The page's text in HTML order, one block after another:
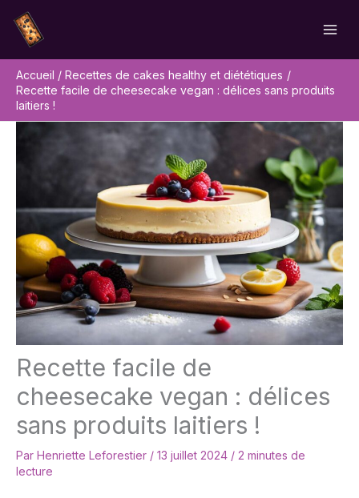
contenu
Accueil
Recettes de cakes healthy et diététiques
Recette facile de cheesecake vegan : délices sans produits
laitiers !
Recette facile de
cheesecake vegan : délices
sans produits laitiers !
Par Henriette Leforestier / 13 juillet 2024 / 2 minutes de
lecture
Rechercher